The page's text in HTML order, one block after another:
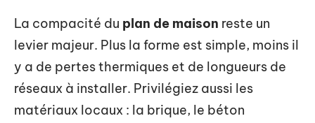
La compacité du plan de maison reste un
levier majeur. Plus la forme est simple, moins il
y a de pertes thermiques et de longueurs de
réseaux à installer. Privilégiez aussi les
matériaux locaux : la brique, le béton